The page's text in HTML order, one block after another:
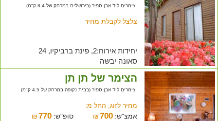
צימרים ליד אבן ספיר (בירושלים במרחק של 8.4 ק"מ)
צלצל לקבלת מחיר
יחידות אירוח:2, פינת ברביקיו, 24
סאונה יבשה
הצימר של תן תן
צימרים ליד אבן ספיר (בבית נקופה במרחק של 4.5 ק"מ)
מחיר לזוג, החל מ:
אמצ"ש:
₪700 סופ"ש: ₪ 770